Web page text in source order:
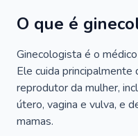
O que é
Ginecologista é o
Ele cuida
reprodutor da mulher,
útero, vagina e vulva, e
mamas.